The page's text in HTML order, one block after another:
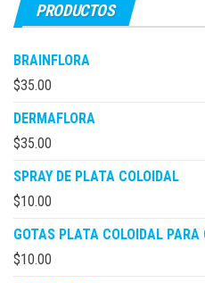
PRODUCTOS
BRAINFLORA
$35.00
DERMAFLORA
$35.00
SPRAY DE PLATA COLOIDAL
$10.00
GOTAS PLATA COLOIDAL PARA
$10.00